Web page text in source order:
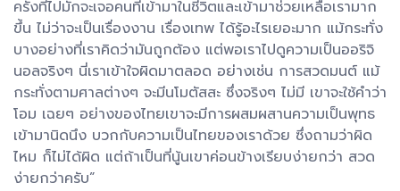
ครั้งที่ไปมักจะเจอคนที่เข้ามาในชีวิตและเข้ามาช่วยเหลือเรามาก
ขึ้น ไม่ว่าจะเป็นเรื่องงาน เรื่องเทพ ได้รู้อะไรเยอะมาก แม้กระทั่ง
บางอย่างที่เราคิดว่ามันถูกต้อง แต่พอเราไปดูความเป็นออริจิ
นอลจริงๆ นี่เราเข้าใจผิดมาตลอด อย่างเช่น การสวดมนต์ แม้
กระทั่งตามศาลต่างๆ จะมีนโมตัสสะ ซึ่งจริงๆ ไม่มี เขาจะใช้คำว่า
โอม เฉยๆ อย่างของไทยเขาจะมีการผสมผสานความเป็นพุทธ
เข้ามานิดนึง บวกกับความเป็นไทยของเราด้วย ซึ่งถามว่าผิด
ไหม ก็ไม่ได้ผิด แต่ถ้าเป็นที่นู้นเขาค่อนข้างเรียบง่ายกว่า สวด
ง่ายกว่าครับ”